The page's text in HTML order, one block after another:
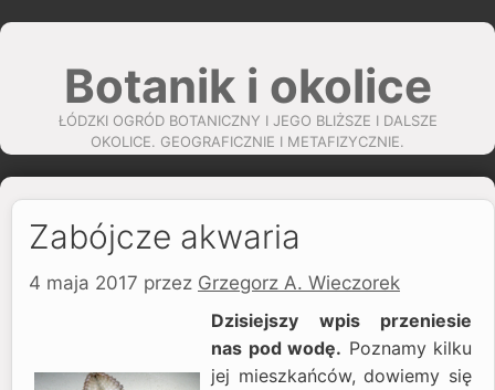
Przejdź
Botanik i okolice
ŁÓDZKI OGRÓD BOTANICZNY I JEGO BLIŻSZE I DALSZE
OKOLICE. GEOGRAFICZNIE I METAFIZYCZNIE.
Zabójcze akwaria
4 maja 2017 przez Grzegorz A. Wieczorek
Dzisiejszy wpis przeniesie
nas pod wodę. Poznamy kilku
jej mieszkańców, dowiemy się